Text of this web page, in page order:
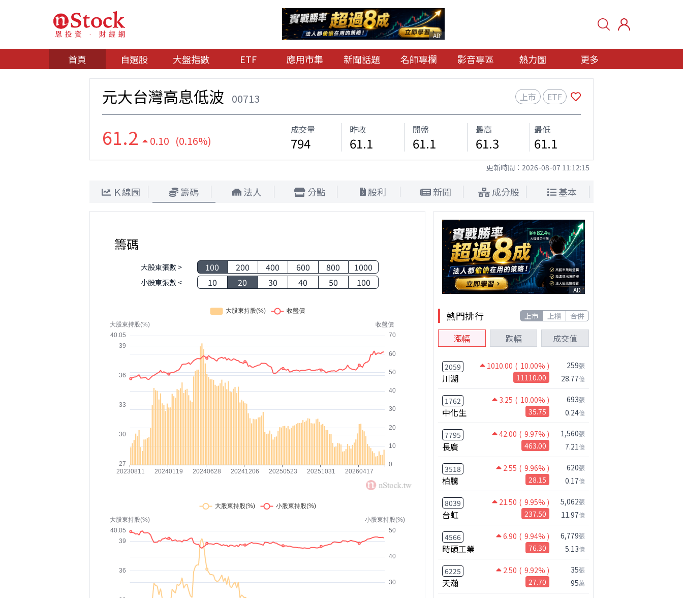
AD
首頁 自選股 大盤指數 ETF 應用市集 新聞話題 名師專欄 影音專區 熱力圖 更多
元大台灣高息低波 00713 上市 ETF
61.2 0.10 (0.16%)
成交量
794
昨收
61.1
開盤
61.1
最高
61.3
最低
61.1
更新時間： 2026-08-07 11:12:15
Ｋ線圖 籌碼 法人 分點 股利 新聞 成分股 基本
籌碼
大股東張數 > 100 200 400 600 800 1000
小股東張數 < 10 20 30 40 50 100
AD
熱門排行 上市 上櫃 合併
漲幅 跌幅 成交值
2059 1010.00 ( 10.00% )
川湖 11110.00
259張
28.77億
1762 3.25 ( 10.00% )
中化生 35.75
693張
0.24億
7795 42.00 ( 9.97% )
長廣 463.00
1,560張
7.21億
3518 2.55 ( 9.96% )
柏騰 28.15
620張
0.17億
8039 21.50 ( 9.95% )
台虹 237.50
5,062張
11.97億
4566 6.90 ( 9.94% )
時碩工業 76.30
6,779張
5.13億
6225 2.50 ( 9.92% )
天瀚 27.70
35張
95萬